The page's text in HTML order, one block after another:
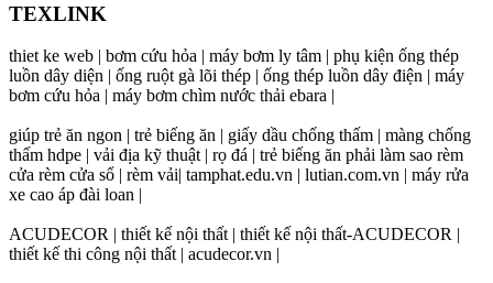
TEXLINK
thiet ke web | bơm cứu hỏa | máy bơm ly tâm | phụ kiện ống thép
luồn dây diện | ống ruột gà lõi thép | ống thép luồn dây điện | máy
bơm cứu hỏa | máy bơm chìm nước thải ebara |
giúp trẻ ăn ngon | trẻ biếng ăn | giấy dầu chống thấm | màng chống
thấm hdpe | vải địa kỹ thuật | rọ đá | trẻ biếng ăn phải làm sao rèm
cửa rèm cửa sổ | rèm vải| tamphat.edu.vn | lutian.com.vn | máy rửa
xe cao áp đài loan |
ACUDECOR | thiết kế nội thất | thiết kế nội thất-ACUDECOR |
thiết kế thi công nội thất | acudecor.vn |